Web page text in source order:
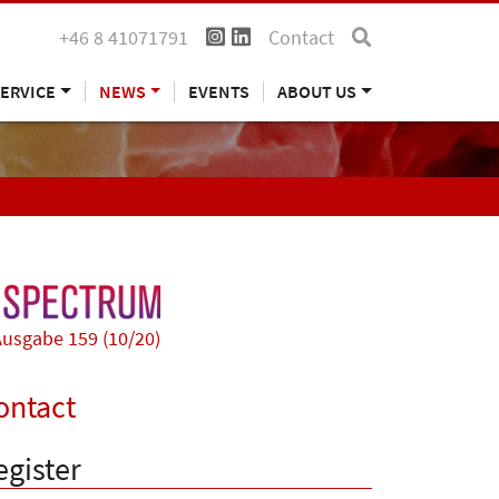
+46 8 41071791 Contact
NEWS EVENTS ABOUT US
159 (10/20)